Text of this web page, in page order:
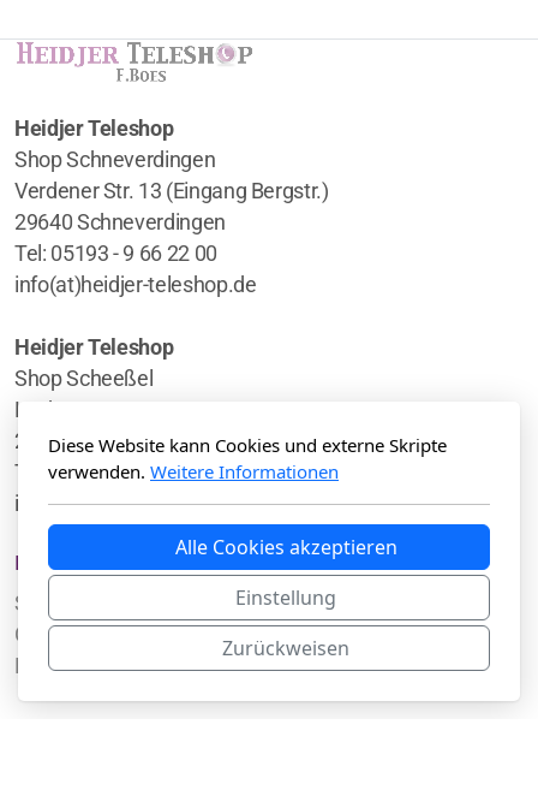
Heidjer Teleshop
Shop Schneverdingen
Verdener Str. 13 (Eingang Bergstr.)
29640 Schneverdingen
Tel: 05193 - 9 66 22 00
info(at)heidjer-teleshop.de
Heidjer Teleshop
Shop Scheeßel
Harburger Str. 2-4
27383 Scheeßel
Tel: 04263 - 911 899
info(at)heidjer-teleshop.de
Hauptmenü
Startseite
Galerie
Kontakt
Diese Website kann Cookies und externe Skripte
verwenden. Weitere Informationen
Alle Cookies akzeptieren
Einstellung
Zurückweisen